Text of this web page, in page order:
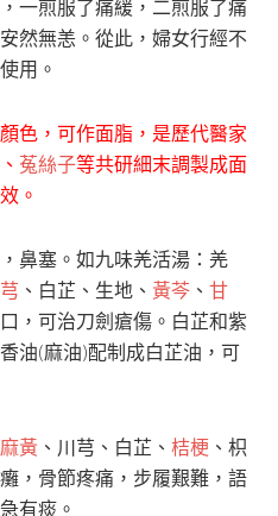
一煎服了痛緩，二煎服了痛
然無恙。從此，婦女行經不
用。
色，可作面脂，是歷代醫家
菟絲子等共研細末調製成面
。
鼻塞。如九味羌活湯：羌
、白芷、生地、 黃芩 、甘
，可治刀劍瘡傷。白芷和紫
油(麻油)配制成白芷油，可
麻黃 、川芎、白芷、桔梗 、枳
，骨節疼痛，步履艱難，語
有痰。